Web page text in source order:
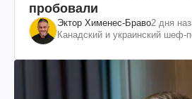
пробовали
Эктор Хименес-Браво2 дня
Канадский и украинский шеф-